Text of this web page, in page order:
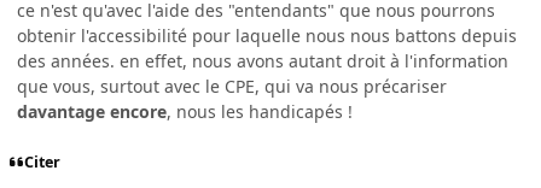
ce n'est qu'avec l'aide des "entendants" que nous pourrons
obtenir l'accessibilité pour laquelle nous nous battons depuis
des années. en effet, nous avons autant droit à l'information
que vous, surtout avec le CPE, qui va nous précariser
davantage encore, nous les handicapés !
Citer